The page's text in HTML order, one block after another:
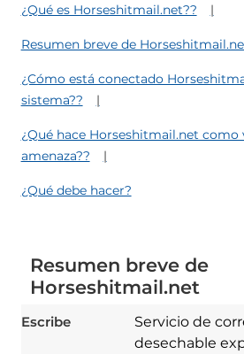
¿Qué es Horseshitmail.net??
Resumen breve de
¿Cómo está conectado
sistema??
¿Qué hace Horseshitmail.net como
amenaza??
¿Qué debe hacer?
Resumen breve de
Horseshitmail.net
Escribe
Servicio de
desechable